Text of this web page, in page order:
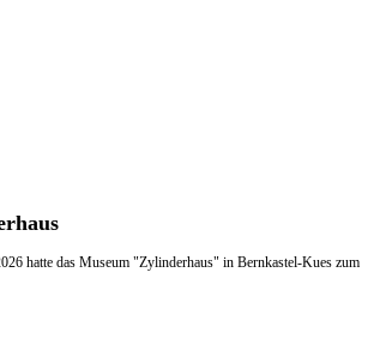
hatte das Museum "Zylinderhaus" in Bernkastel-Kues zum